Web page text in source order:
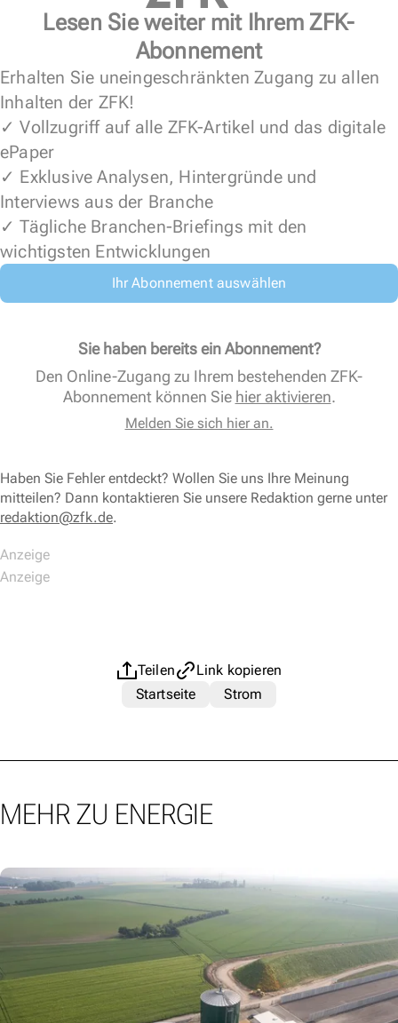
Lesen Sie weiter mit Ihrem ZFK-
Abonnement
Erhalten Sie uneingeschränkten Zugang zu allen
Inhalten der ZFK!
✓ Vollzugriff auf alle ZFK-Artikel und das digitale
ePaper
✓ Exklusive Analysen, Hintergründe und
Interviews aus der Branche
✓ Tägliche Branchen-Briefings mit den
wichtigsten Entwicklungen
Ihr Abonnement auswählen
Sie haben bereits ein Abonnement?
Den Online-Zugang zu Ihrem bestehenden ZFK-
Abonnement können Sie hier aktivieren.
Melden Sie sich hier an.
Haben Sie Fehler entdeckt? Wollen Sie uns Ihre Meinung
mitteilen? Dann kontaktieren Sie unsere Redaktion gerne unter
redaktion@zfk.de.
Teilen
Link kopieren
Startseite
Strom
MEHR ZU ENERGIE